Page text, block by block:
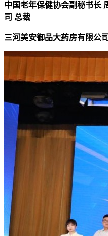
中国老年保健协会副秘书长
司 总裁
三河美安御品大药房有限公